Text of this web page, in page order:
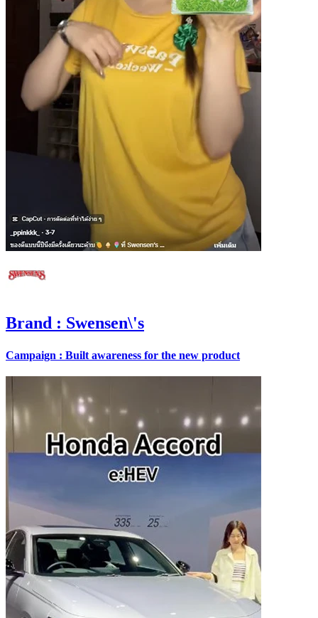
Brand : Swensen\'s
Campaign : Built awareness for the new product